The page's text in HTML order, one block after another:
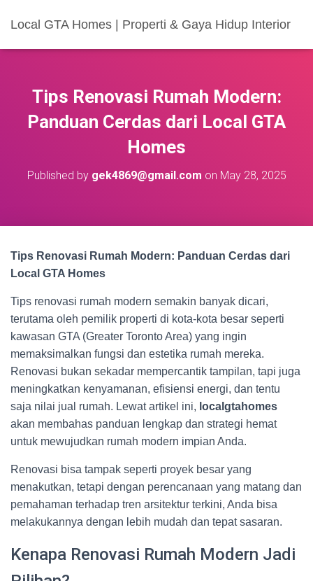
Local GTA Homes | Properti & Gaya Hidup Interior
Tips Renovasi Rumah Modern:
Panduan Cerdas dari Local GTA
Homes
Published by gek4869@gmail.com on May 28, 2025
Tips Renovasi Rumah Modern: Panduan Cerdas dari
Local GTA Homes
Tips renovasi rumah modern semakin banyak dicari,
terutama oleh pemilik properti di kota-kota besar seperti
kawasan GTA (Greater Toronto Area) yang ingin
memaksimalkan fungsi dan estetika rumah mereka.
Renovasi bukan sekadar mempercantik tampilan, tapi juga
meningkatkan kenyamanan, efisiensi energi, dan tentu
saja nilai jual rumah. Lewat artikel ini, localgtahomes
akan membahas panduan lengkap dan strategi hemat
untuk mewujudkan rumah modern impian Anda.
Renovasi bisa tampak seperti proyek besar yang
menakutkan, tetapi dengan perencanaan yang matang dan
pemahaman terhadap tren arsitektur terkini, Anda bisa
melakukannya dengan lebih mudah dan tepat sasaran.
Kenapa Renovasi Rumah Modern Jadi